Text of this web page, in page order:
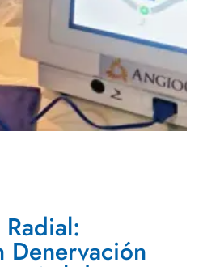
Denervación